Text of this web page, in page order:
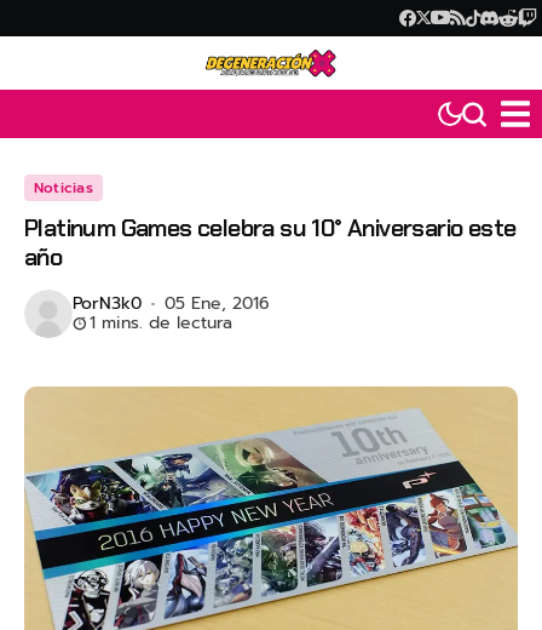
Noticias
Platinum Games celebra su 10° Aniversario este
año
PorN3k0 05 Ene, 2016
1 mins. de lectura